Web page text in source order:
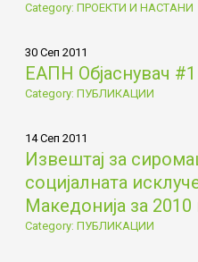
Category: ПРОЕКТИ И НАСТАНИ
30 Сеп 2011
ЕАПН Објаснувач #1
Category: ПУБЛИКАЦИИ
14 Сеп 2011
Извештај за
социјалната
Македонија за 2010
Category: ПУБЛИКАЦИИ